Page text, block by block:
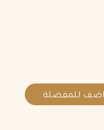
اضف للمفضلة